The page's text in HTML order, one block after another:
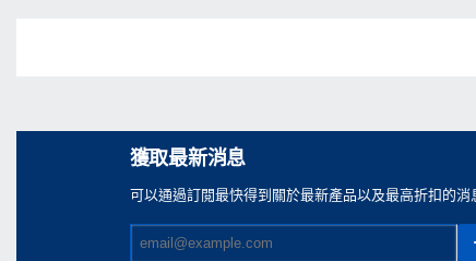
獲取最新消息
可以通過訂閲最快得到關於最新產品以及最高折扣的消